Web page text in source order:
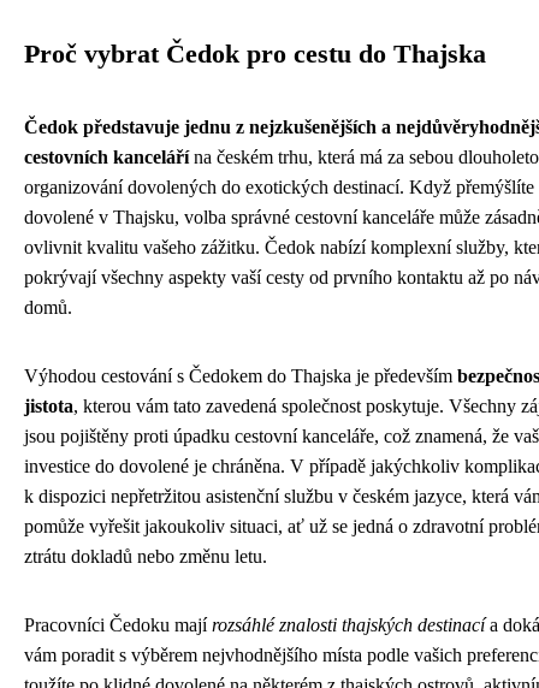
Proč vybrat Čedok pro cestu do Thajska
Čedok představuje jednu z nejzkušenějších a
cestovních kancelářína českém trhu, která má za sebou
organizování dovolených do exotických destinací. Když přemýšlíte
dovolené v Thajsku, volba správné cestovní kanceláře může
ovlivnit kvalitu vašeho zážitku. Čedok nabízí komplexní služby,
pokrývají všechny aspekty vaší cesty od prvního kontaktu až po
domů.
Výhodou cestování s Čedokem do Thajska je především
jistota, kterou vám tato zavedená společnost poskytuje. Všechny
jsou pojištěny proti úpadku cestovní kanceláře, což znamená, že
investice do dovolené je chráněna. V případě jakýchkoliv
k dispozici nepřetržitou asistenční službu v českém jazyce, která
pomůže vyřešit jakoukoliv situaci, ať už se jedná o zdravotní
ztrátu dokladů nebo změnu letu.
Pracovníci Čedoku majírozsáhlé znalosti thajských destinacía
vám poradit s výběrem nejvhodnějšího místa podle vašich